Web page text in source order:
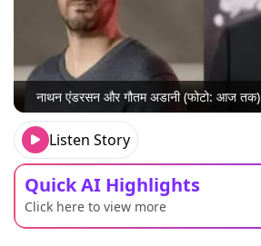
नाथन एंडरसन और गौतम अडानी (फोटो: आज तक)
Listen Story
Quick AI Highlights
Click here to view more